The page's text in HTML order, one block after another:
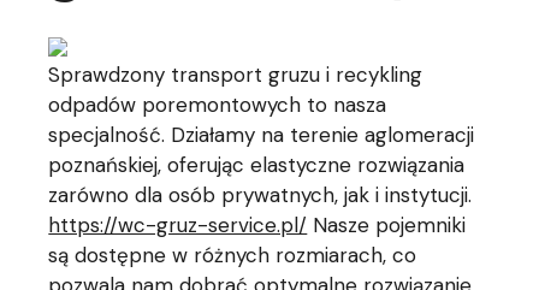
Sprawdzony transport gruzu i recykling
odpadów poremontowych to nasza
specjalność. Działamy na terenie aglomeracji
poznańskiej, oferując elastyczne rozwiązania
zarówno dla osób prywatnych, jak i instytucji.
https://wc-gruz-service.pl/ Nasze pojemniki
są dostępne w różnych rozmiarach, co